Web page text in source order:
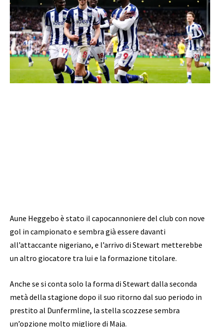
Aune Heggebo è stato il capocannoniere del club con nove
gol in campionato e sembra già essere davanti
all’attaccante nigeriano, e l’arrivo di Stewart metterebbe
un altro giocatore tra lui e la formazione titolare.
Anche se si conta solo la forma di Stewart dalla seconda
metà della stagione dopo il suo ritorno dal suo periodo in
prestito al Dunfermline, la stella scozzese sembra
un’opzione molto migliore di Maja.